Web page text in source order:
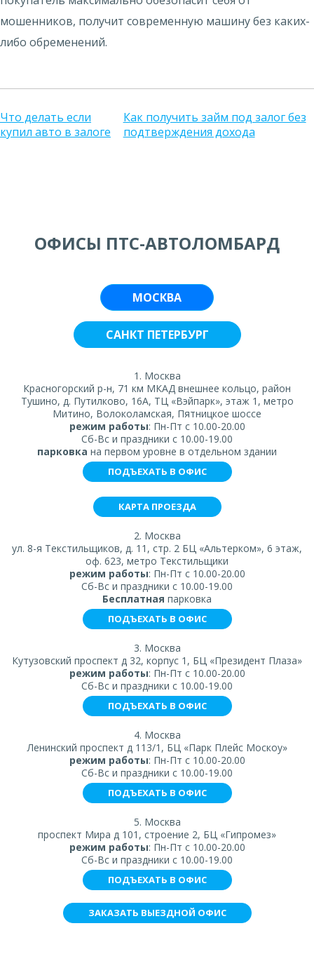
мошенников, получит современную машину без каких-
либо обременений.
Что делать если
купил авто в залоге
Как получить займ под залог без
подтверждения дохода
ОФИСЫ ПТС-АВТОЛОМБАРД
МОСКВА
САНКТ ПЕТЕРБУРГ
1. Москва
Красногорский р-н, 71 км МКАД внешнее кольцо, район
Тушино, д. Путилково, 16А, ТЦ «Вэйпарк», этаж 1, метро
Митино, Волоколамская, Пятницкое шоссе
режим работы: Пн-Пт с 10.00-20.00
Сб-Вс и праздники с 10.00-19.00
парковка на первом уровне в отдельном здании
ПОДЪЕХАТЬ В ОФИС
КАРТА ПРОЕЗДА
2. Москва
ул. 8-я Текстильщиков, д. 11, стр. 2 БЦ «Альтерком», 6 этаж,
оф. 623, метро Текстильщики
режим работы: Пн-Пт с 10.00-20.00
Сб-Вс и праздники с 10.00-19.00
Бесплатная парковка
ПОДЪЕХАТЬ В ОФИС
3. Москва
Кутузовский проспект д 32, корпус 1, БЦ «Президент Плаза»
режим работы: Пн-Пт с 10.00-20.00
Сб-Вс и праздники с 10.00-19.00
ПОДЪЕХАТЬ В ОФИС
4. Москва
Ленинский проспект д 113/1, БЦ «Парк Плейс Москоу»
режим работы: Пн-Пт с 10.00-20.00
Сб-Вс и праздники с 10.00-19.00
ПОДЪЕХАТЬ В ОФИС
5. Москва
проспект Мира д 101, строение 2, БЦ «Гипромез»
режим работы: Пн-Пт с 10.00-20.00
Сб-Вс и праздники с 10.00-19.00
ПОДЪЕХАТЬ В ОФИС
ЗАКАЗАТЬ ВЫЕЗДНОЙ ОФИС